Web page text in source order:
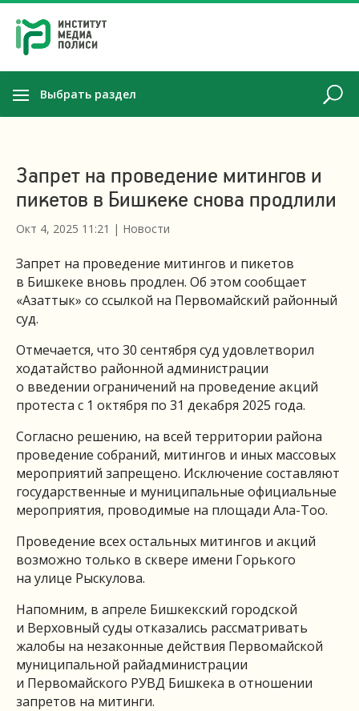
Выбрать раздел
Запрет на проведение митингов и
пикетов в Бишкеке снова продлили
Окт 4, 2025 11:21 | Новости
Запрет на проведение митингов и пикетов
в Бишкеке вновь продлен. Об этом сообщает
«Азаттык» со ссылкой на Первомайский районный
суд.
Отмечается, что 30 сентября суд удовлетворил
ходатайство районной администрации
о введении ограничений на проведение акций
протеста с 1 октября по 31 декабря 2025 года.
Согласно решению, на всей территории района
проведение собраний, митингов и иных массовых
мероприятий запрещено. Исключение составляют
государственные и муниципальные официальные
мероприятия, проводимые на площади Ала-Тоо.
Проведение всех остальных митингов и акций
возможно только в сквере имени Горького
на улице Рыскулова.
Напомним, в апреле Бишкекский городской
и Верховный суды отказались рассматривать
жалобы на незаконные действия Первомайской
муниципальной райадминистрации
и Первомайского РУВД Бишкека в отношении
запретов на митинги.